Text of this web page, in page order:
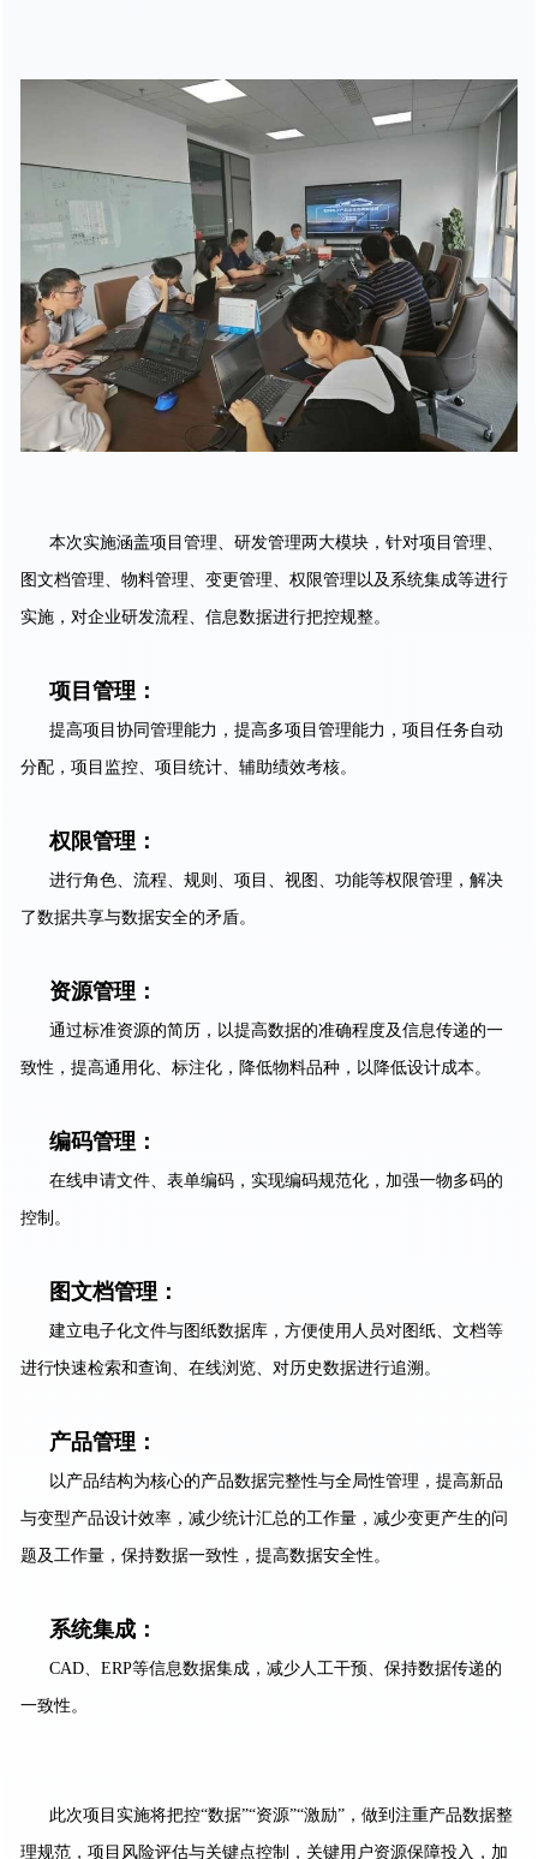
本次实施涵盖项目管理、研发管理两大模块，针对项目管理、
图文档管理、物料管理、变更管理、权限管理以及系统集成等进行
实施，对企业研发流程、信息数据进行把控规整。
项目管理：
提高项目协同管理能力，提高多项目管理能力，项目任务自动
分配，项目监控、项目统计、辅助绩效考核。
权限管理：
进行角色、流程、规则、项目、视图、功能等权限管理，解决
了数据共享与数据安全的矛盾。
资源管理：
通过标准资源的简历，以提高数据的准确程度及信息传递的一
致性，提高通用化、标注化，降低物料品种，以降低设计成本。
编码管理：
在线申请文件、表单编码，实现编码规范化，加强一物多码的
控制。
图文档管理：
建立电子化文件与图纸数据库，方便使用人员对图纸、文档等
进行快速检索和查询、在线浏览、对历史数据进行追溯。
产品管理：
以产品结构为核心的产品数据完整性与全局性管理，提高新品
与变型产品设计效率，减少统计汇总的工作量，减少变更产生的问
题及工作量，保持数据一致性，提高数据安全性。
系统集成：
CAD、ERP等信息数据集成，减少人工干预、保持数据传递的
一致性。
此次项目实施将把控“数据”“资源”“激励”，做到注重产品数据整
理规范，项目风险评估与关键点控制，关键用户资源保障投入，加